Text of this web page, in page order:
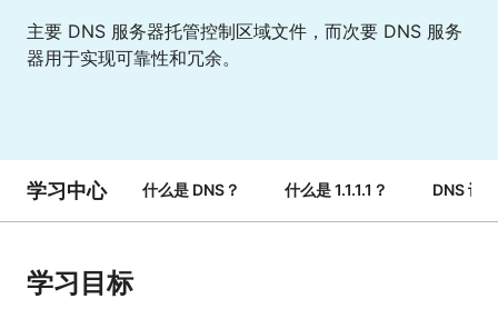
主要 DNS 服务器托管控制区域文件，而次要 DNS 服务
器用于实现可靠性和冗余。
学习中心 什么是 DNS？ 什么是 1.1.1.1？ DNS 记录
学习目标